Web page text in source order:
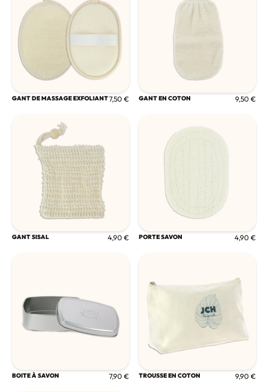
GANT DE MASSAGE EXFOLIANT7,50 € GANT EN COTON 9,50 €
GANT SISAL 4,90 € PORTE SAVON 4,90 €
BOITE À SAVON 7,90 € TROUSSE EN COTON 9,90 €